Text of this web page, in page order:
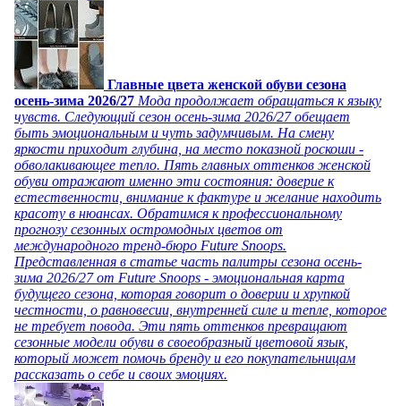
Главные цвета женской обуви сезона
осень-зима 2026/27 Мода продолжает обращаться к языку
чувств. Следующий сезон осень-зима 2026/27 обещает
быть эмоциональным и чуть задумчивым. На смену
яркости приходит глубина, на место показной роскоши -
обволакивающее тепло. Пять главных оттенков женской
обуви отражают именно эти состояния: доверие к
естественности, внимание к фактуре и желание находить
красоту в нюансах. Обратимся к профессиональному
прогнозу сезонных остромодных цветов от
международного тренд-бюро Future Snoops.
Представленная в статье часть палитры сезона осень-
зима 2026/27 от Future Snoops - эмоциональная карта
будущего сезона, которая говорит о доверии и хрупкой
честности, о равновесии, внутренней силе и тепле, которое
не требует повода. Эти пять оттенков превращают
сезонные модели обуви в своеобразный цветовой язык,
который может помочь бренду и его покупательницам
рассказать о себе и своих эмоциях.